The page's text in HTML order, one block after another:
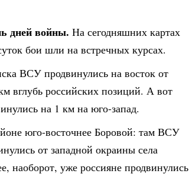
дней войны. На сегодняшних картах
бои шли на встречных курсах.
ВСУ продвинулись на восток от
вглубь российских позиций. А вот
на 1 км на юго-запад.
юго-восточнее Боровой: там ВСУ
от западной окраины села
наоборот, уже россияне продвинулись